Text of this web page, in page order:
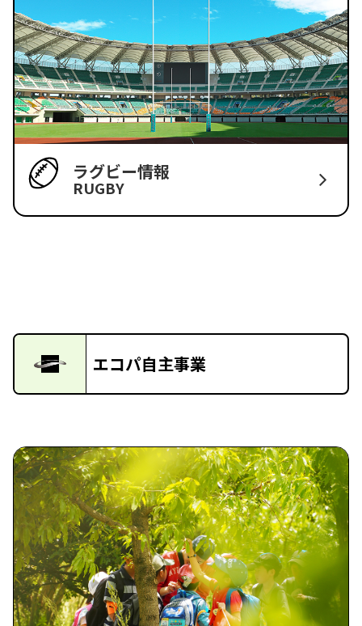
ラグビー情報
RUGBY
エコパ自主事業